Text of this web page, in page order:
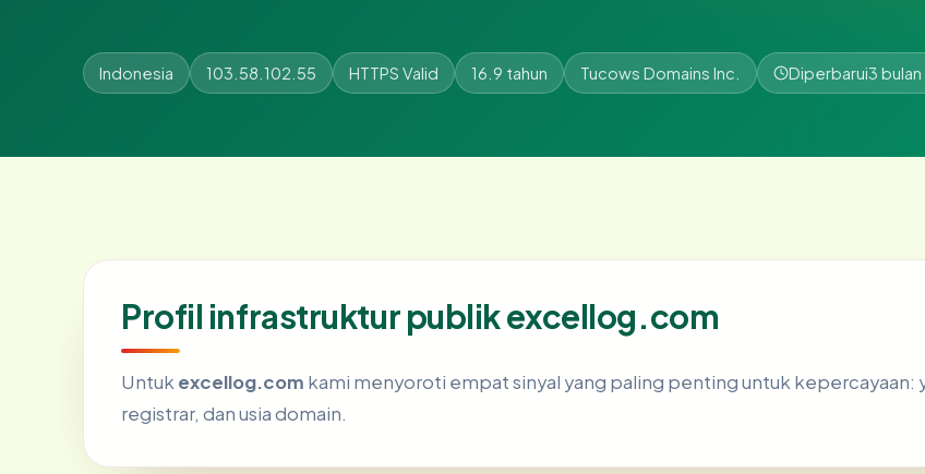
Indonesia 103.58.102.55 HTTPS Valid 16.9 tahun Tucows Domains Inc. Diperbarui3 bulan
Profil infrastruktur publik excellog.com
Untuk excellog.com kami menyoroti empat sinyal yang paling penting untuk kepercayaan:
registrar, dan usia domain.